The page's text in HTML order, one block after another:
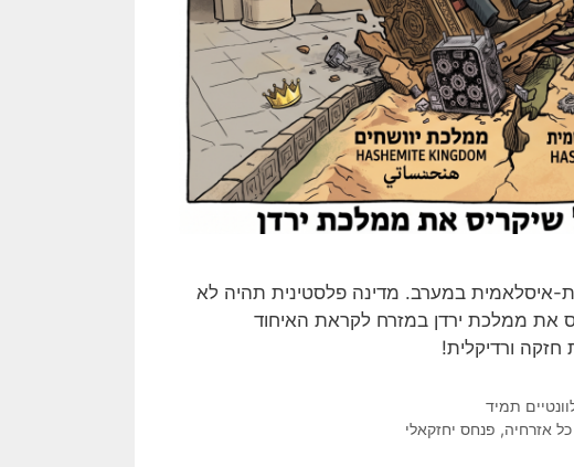
איסלאמית במערב. מדינה פלסטינית תהיה לא
את ממלכת ירדן במזרח לקראת האיחוד
חזקה ורדיקלית!
תמיד
אזרחיה, פנחס יחזקאלי